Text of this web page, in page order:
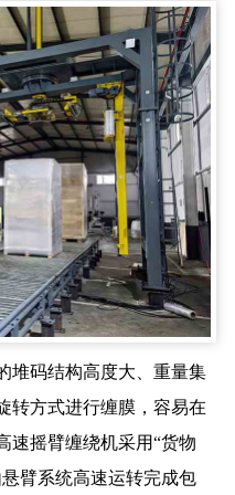
堆码结构高度大、重量集
转方式进行缠膜，容易在
速摇臂缠绕机采用“货物
臂系统高速运转完成包